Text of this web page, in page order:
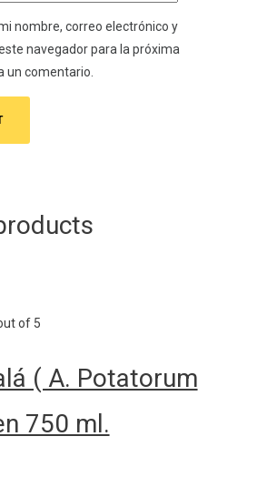
nombre, correo electrónico y
navegador para la próxima
un comentario.
of 5
( A. Potatorum
750 ml.